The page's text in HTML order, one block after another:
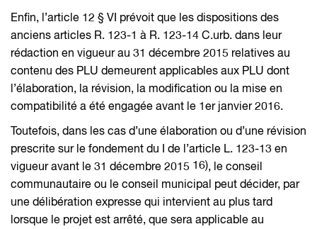
Enfin, l’article 12 § VI prévoit que les dispositions des
anciens articles R. 123-1 à R. 123-14 C.urb. dans leur
rédaction en vigueur au 31 décembre 2015 relatives au
contenu des PLU demeurent applicables aux PLU dont
l’élaboration, la révision, la modification ou la mise en
compatibilité a été engagée avant le 1er janvier 2016.
Toutefois, dans les cas d’une élaboration ou d’une révision
prescrite sur le fondement du I de l’article L. 123-13 en
vigueur avant le 31 décembre 2015 16), le conseil
communautaire ou le conseil municipal peut décider, par
une délibération expresse qui intervient au plus tard
lorsque le projet est arrêté, que sera applicable au